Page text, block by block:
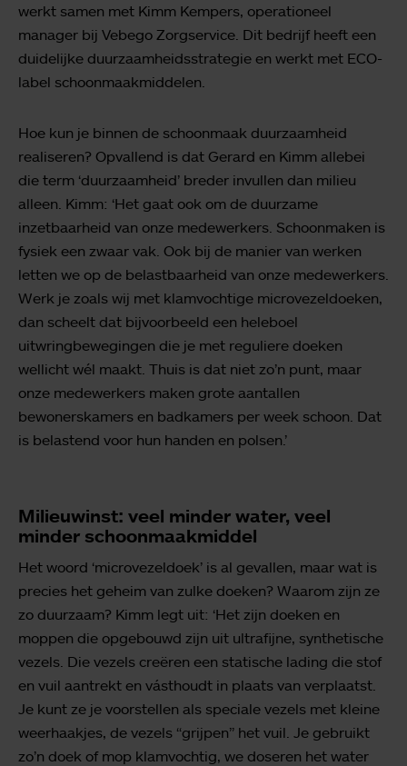
werkt samen met Kimm Kempers, operationeel
manager bij Vebego Zorgservice. Dit bedrijf heeft een
duidelijke duurzaamheidsstrategie en werkt met ECO-
label schoonmaakmiddelen.
Hoe kun je binnen de schoonmaak duurzaamheid
realiseren? Opvallend is dat Gerard en Kimm allebei
die term ‘duurzaamheid’ breder invullen dan milieu
alleen. Kimm: ‘Het gaat ook om de duurzame
inzetbaarheid van onze medewerkers. Schoonmaken is
fysiek een zwaar vak. Ook bij de manier van werken
letten we op de belastbaarheid van onze medewerkers.
Werk je zoals wij met klamvochtige microvezeldoeken,
dan scheelt dat bijvoorbeeld een heleboel
uitwringbewegingen die je met reguliere doeken
wellicht wél maakt. Thuis is dat niet zo’n punt, maar
onze medewerkers maken grote aantallen
bewonerskamers en badkamers per week schoon. Dat
is belastend voor hun handen en polsen.’
Milieuwinst: veel minder water, veel
minder schoonmaakmiddel
Het woord ‘microvezeldoek’ is al gevallen, maar wat is
precies het geheim van zulke doeken? Waarom zijn ze
zo duurzaam? Kimm legt uit: ‘Het zijn doeken en
moppen die opgebouwd zijn uit ultrafijne, synthetische
vezels. Die vezels creëren een statische lading die stof
en vuil aantrekt en vásthoudt in plaats van verplaatst.
Je kunt ze je voorstellen als speciale vezels met kleine
weerhaakjes, de vezels “grijpen” het vuil. Je gebruikt
zo’n doek of mop klamvochtig, we doseren het water